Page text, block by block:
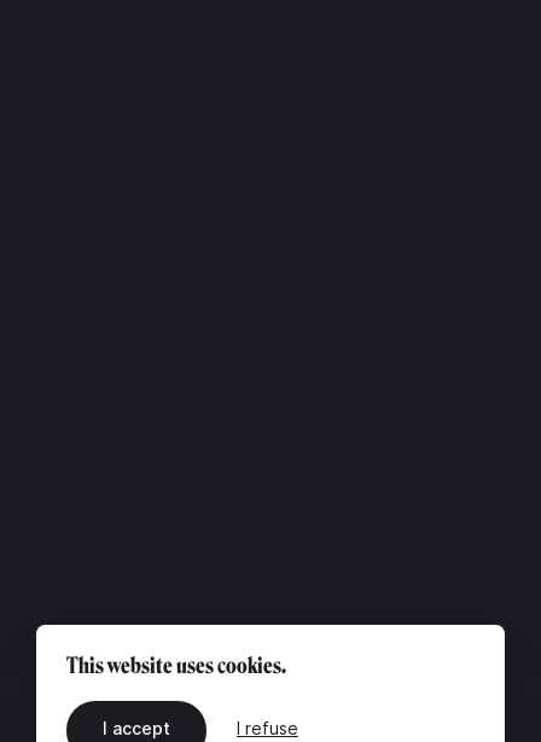
This website uses cookies.
I accept I refuse